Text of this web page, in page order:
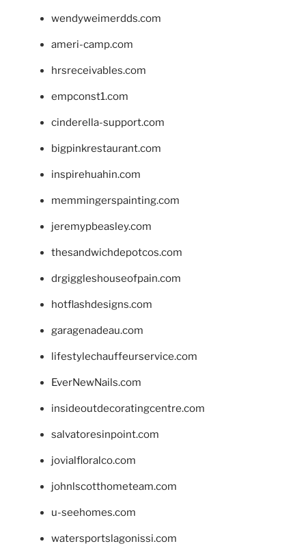
wendyweimerdds.com
ameri-camp.com
hrsreceivables.com
empconst1.com
cinderella-support.com
bigpinkrestaurant.com
inspirehuahin.com
memmingerspainting.com
jeremypbeasley.com
thesandwichdepotcos.com
drgiggleshouseofpain.com
hotflashdesigns.com
garagenadeau.com
lifestylechauffeurservice.com
EverNewNails.com
insideoutdecoratingcentre.com
salvatoresinpoint.com
jovialfloralco.com
johnlscotthometeam.com
u-seehomes.com
watersportslagonissi.com